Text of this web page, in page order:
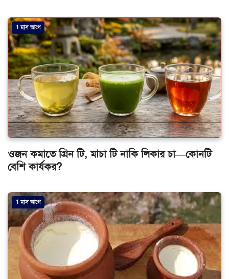
1 মাস আগে
ওজন কমাতে গ্রিন টি, মাচা টি নাকি লিকার চা—কোনটি
বেশি কার্যকর?
1 মাস আগে